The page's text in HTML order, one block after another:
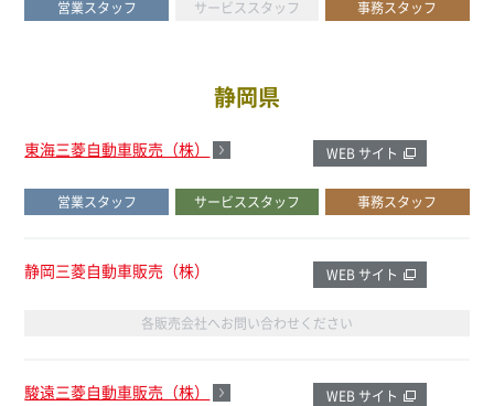
営業スタッフ サービススタッフ 事務スタッフ
静岡県
東海三菱自動車販売（株）
営業スタッフ サービススタッフ 事務スタッフ
WEB サイト
静岡三菱自動車販売（株）
各販売会社へお問い合わせください
WEB サイト
駿遠三菱自動車販売（株） WEB サイト